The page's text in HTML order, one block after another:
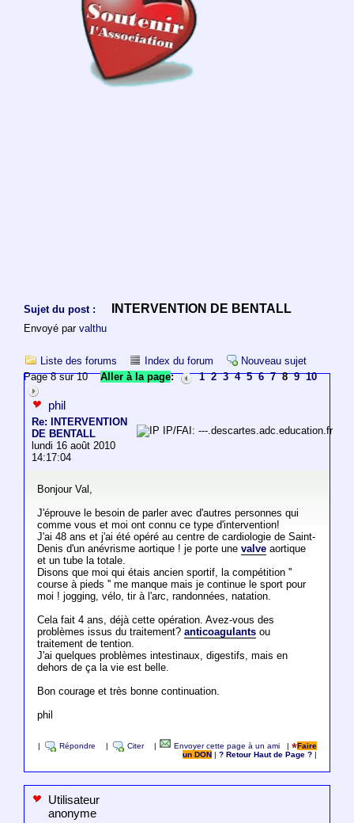
Sujet du post : INTERVENTION DE BENTALL
Envoyé par valthu
Liste des forums Index du forum
Nouveau sujet
Page 8 sur 10Aller à la page: 1 2 3 4 5 6 7 8 9 10
phil
Re: INTERVENTION
DE BENTALL
lundi 16 août 2010
14:17:04
IP/FAI: ---.descartes.adc.education.fr
Bonjour Val,
J'éprouve le besoin de parler avec d'autres personnes qui
comme vous et moi ont connu ce type d'intervention!
J'ai 48 ans et j'ai été opéré au centre de cardiologie de Saint-
Denis d'un anévrisme aortique ! je porte une valveaortique
et un tube la totale.
Disons que moi qui étais ancien sportif, la compétition ''
course à pieds '' me manque mais je continue le sport pour
moi ! jogging, vélo, tir à l'arc, randonnées, natation.
Cela fait 4 ans, déjà cette opération. Avez-vous des
problèmes issus du traitement? anticoagulantsou
traitement de tention.
J'ai quelques problèmes intestinaux, digestifs, mais en
dehors de ça la vie est belle.
Bon courage et très bonne continuation.
phil
Répondre Citer Envoyer cette page à un ami |
Faire
un DON
|? Retour Haut de Page ?
Utilisateur
anonyme